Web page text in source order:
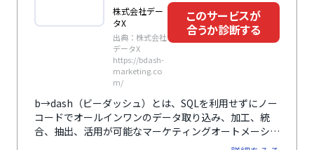
株式会社デー
タX
出典：株式会社
データX
https://bdash-
marketing.co
m/
このサービスが
合うか診断する
b→dash（ビーダッシュ）とは、SQLを利用せずにノー
コードでオールインワンのデータ取り込み、加工、統
合、抽出、活用が可能なマーケティングオートメーショ
ン（MA）です。110を超える業種の13万テーブル分の